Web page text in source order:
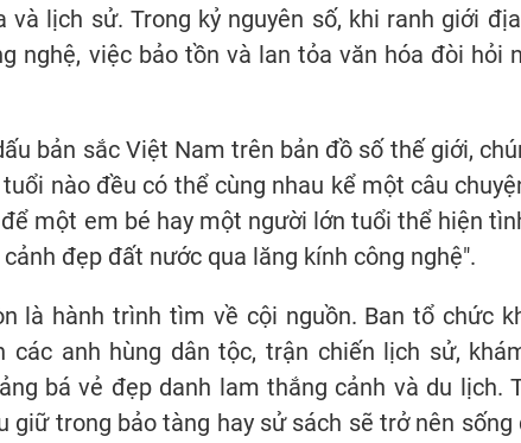
lịch sử. Trong kỷ nguyên số, khi ranh giới
nghệ, việc bảo tồn và lan tỏa văn hóa đòi hỏi
bản sắc Việt Nam trên bản đồ số thế giới,
nào đều có thể cùng nhau kể một câu
một em bé hay một người lớn tuổi thể hiện
đẹp đất nước qua lăng kính công nghệ".
là hành trình tìm về cội nguồn. Ban tổ chức
anh hùng dân tộc, trận chiến lịch sử,
bá vẻ đẹp danh lam thắng cảnh và du lịch.
trong bảo tàng hay sử sách sẽ trở nên sống